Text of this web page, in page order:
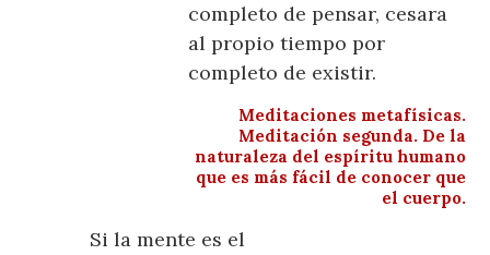
completo de pensar, cesara
al propio tiempo por
completo de existir.
Meditaciones metafísicas.
Meditación segunda. De la
naturaleza del espíritu humano
que es más fácil de conocer que
el cuerpo.
Si la mente es el